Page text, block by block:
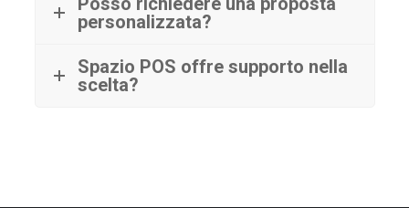
personalizzata?
Spazio POS offre supporto nella
scelta?